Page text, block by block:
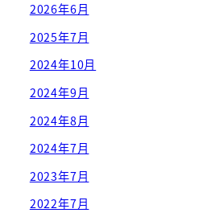
2026年6月
2025年7月
2024年10月
2024年9月
2024年8月
2024年7月
2023年7月
2022年7月